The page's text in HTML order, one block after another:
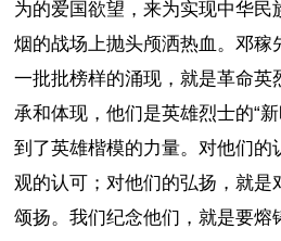
为的爱国欲望，来为实现中华民
烟的战场上抛头颅洒热血。邓稼
一批批榜样的涌现，就是革命英
承和体现，他们是英雄烈士的“
到了英雄楷模的力量。对他们的
观的认可；对他们的弘扬，就是
颂扬。我们纪念他们，就是要熔